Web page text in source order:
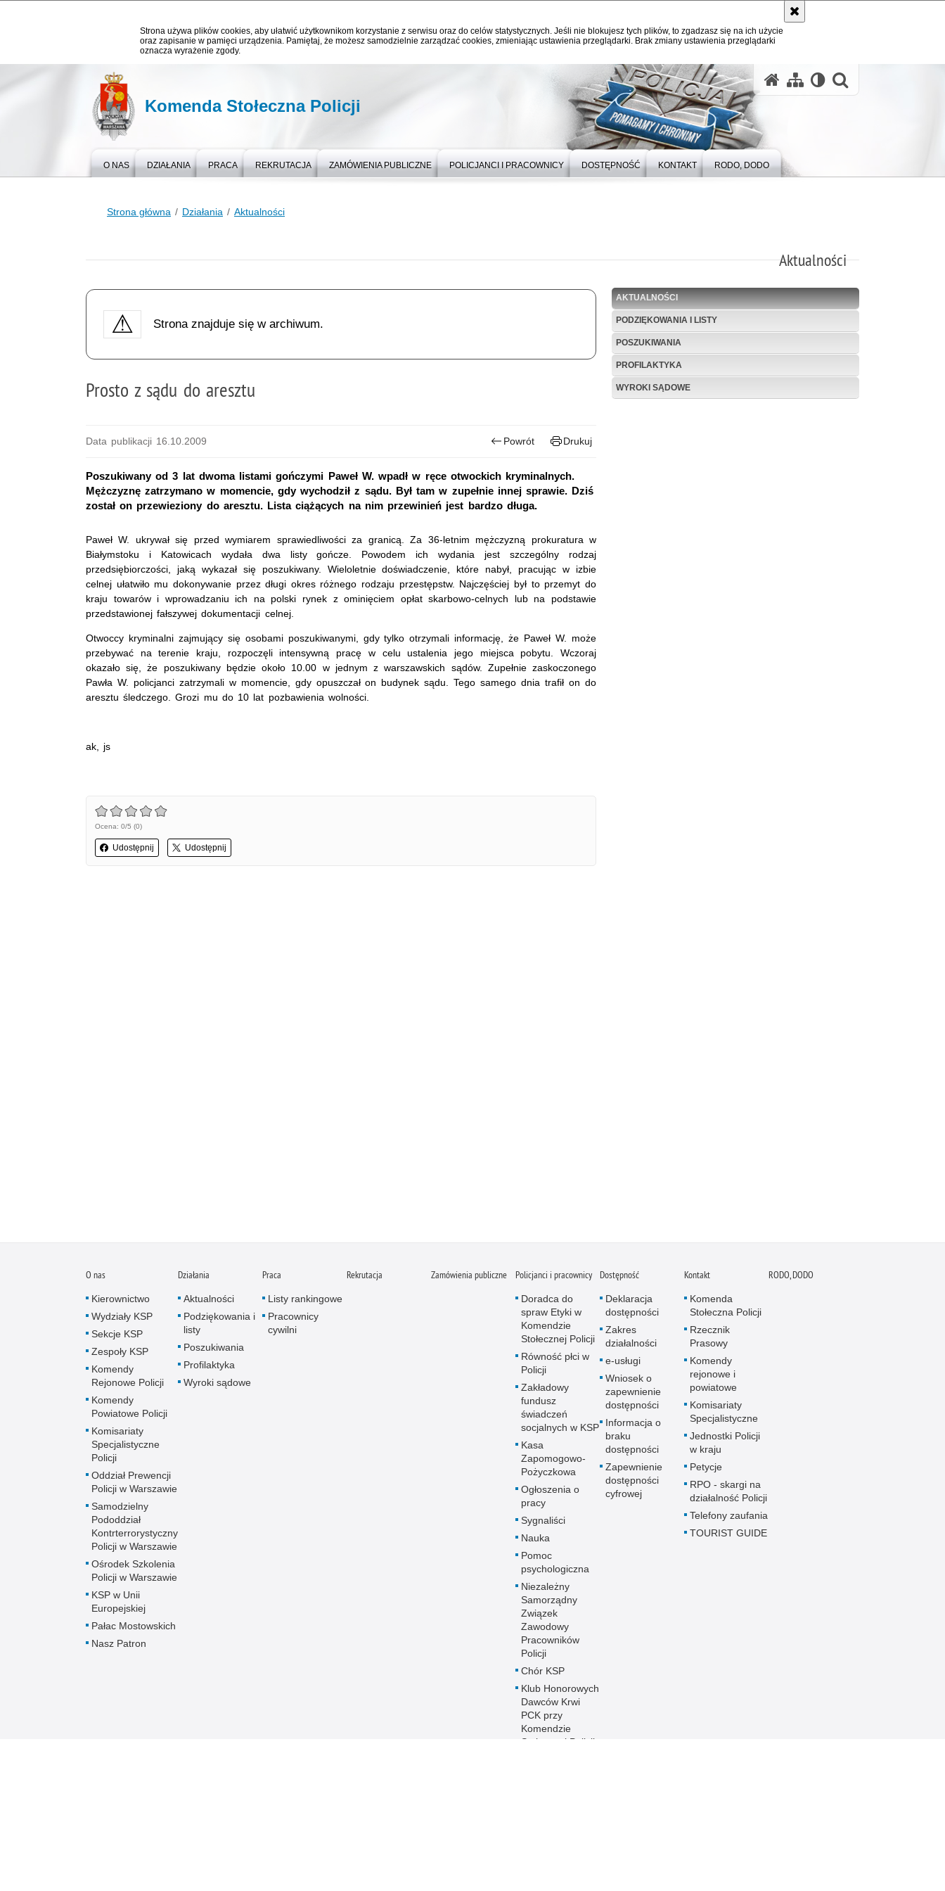
Strona używa plików cookies, aby ułatwić użytkownikom korzystanie z serwisu oraz do celów statystycznych. Jeśli nie blokujesz tych plików, to zgadzasz się na ich użycie
oraz zapisanie w pamięci urządzenia. Pamiętaj, że możesz samodzielnie zarządzać cookies, zmieniając ustawienia przeglądarki. Brak zmiany ustawienia przeglądarki
oznacza wyrażenie zgody.
Komenda Stołeczna Policji
O NAS DZIAŁANIA PRACA REKRUTACJA ZAMÓWIENIA PUBLICZNE POLICJANCI I PRACOWNICY DOSTĘPNOŚĆ KONTAKT RODO, DODO
Strona główna Działania Aktualności
Aktualności
Strona znajduje się w archiwum.
Prosto z sądu do aresztu
Data publikacji 16.10.2009 Powrót Drukuj
Poszukiwany od 3 lat dwoma listami gończymi Paweł W. wpadł w ręce otwockich kryminalnych.
Mężczyznę zatrzymano w momencie, gdy wychodził z sądu. Był tam w zupełnie innej sprawie. Dziś
został on przewieziony do aresztu. Lista ciążących na nim przewinień jest bardzo długa.
Paweł W. ukrywał się przed wymiarem sprawiedliwości za granicą. Za 36-letnim mężczyzną prokuratura w
Białymstoku i Katowicach wydała dwa listy gończe. Powodem ich wydania jest szczególny rodzaj
przedsiębiorczości, jaką wykazał się poszukiwany. Wieloletnie doświadczenie, które nabył, pracując w izbie
celnej ułatwiło mu dokonywanie przez długi okres różnego rodzaju przestępstw. Najczęściej był to przemyt do
kraju towarów i wprowadzaniu ich na polski rynek z ominięciem opłat skarbowo-celnych lub na podstawie
przedstawionej fałszywej dokumentacji celnej.
Otwoccy kryminalni zajmujący się osobami poszukiwanymi, gdy tylko otrzymali informację, że Paweł W. może
przebywać na terenie kraju, rozpoczęli intensywną pracę w celu ustalenia jego miejsca pobytu. Wczoraj
okazało się, że poszukiwany będzie około 10.00 w jednym z warszawskich sądów. Zupełnie zaskoczonego
Pawła W. policjanci zatrzymali w momencie, gdy opuszczał on budynek sądu. Tego samego dnia trafił on do
aresztu śledczego. Grozi mu do 10 lat pozbawienia wolności.
ak, js
Ocena: 0/5 (0)
Udostępnij Udostępnij
AKTUALNOŚCI
PODZIĘKOWANIA I LISTY
POSZUKIWANIA
PROFILAKTYKA
WYROKI SĄDOWE
O nas
Kierownictwo
Wydziały KSP
Sekcje KSP
Zespoły KSP
Komendy
Rejonowe Policji
Komendy
Powiatowe Policji
Komisariaty
Specjalistyczne
Policji
Oddział Prewencji
Policji w Warszawie
Samodzielny
Pododdział
Kontrterrorystyczny
Policji w Warszawie
Ośrodek Szkolenia
Policji w Warszawie
KSP w Unii
Europejskiej
Pałac Mostowskich
Nasz Patron
Działania
Aktualności
Podziękowania i
listy
Poszukiwania
Profilaktyka
Wyroki sądowe
Praca
Listy rankingowe
Pracownicy
cywilni
Rekrutacja Zamówienia publiczne Policjanci i pracownicy
Doradca do
spraw Etyki w
Komendzie
Stołecznej Policji
Równość płci w
Policji
Zakładowy
fundusz
świadczeń
socjalnych w KSP
Kasa
Zapomogowo-
Pożyczkowa
Ogłoszenia o
pracy
Sygnaliści
Nauka
Pomoc
psychologiczna
Niezależny
Samorządny
Związek
Zawodowy
Pracowników
Policji
Chór KSP
Klub Honorowych
Dawców Krwi
PCK przy
Komendzie
Stołecznej Policji
Dostępność
Deklaracja
dostępności
Zakres
działalności
e-usługi
Wniosek o
zapewnienie
dostępności
Informacja o
braku
dostępności
Zapewnienie
dostępności
cyfrowej
Kontakt
Komenda
Stołeczna Policji
Rzecznik
Prasowy
Komendy
rejonowe i
powiatowe
Komisariaty
Specjalistyczne
Jednostki Policji
w kraju
Petycje
RPO - skargi na
działalność Policji
Telefony zaufania
TOURIST GUIDE
RODO, DODO